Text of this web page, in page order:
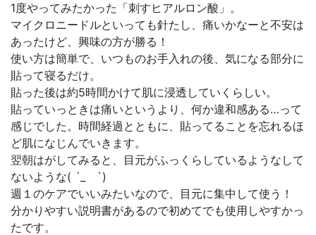
1度やってみたかった「刺すヒアルロン酸」。
マイクロニードルといっても針たし、痛いかなーと不安は
あったけど、興味の方が勝る！
使い方は簡単で、いつものお手入れの後、気になる部分に
貼って寝るだけ。
貼った後は約5時間かけて肌に浸透していくらしい。
貼っていっときは痛いというより、何か違和感ある…って
感じでした。時間経過とともに、貼ってることを忘れるほ
ど肌になじんでいきます。
翌朝はがしてみると、目元がふっくらしているようなして
ないような( ´_ゝ`)
週１のケアでいいみたいなので、目元に集中して使う！
分かりやすい説明書があるので初めてでも使用しやすかっ
たです。